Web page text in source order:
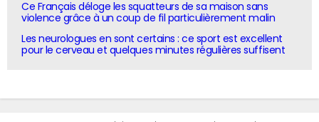
Ce Français déloge les squatteurs de sa maison sans
violence grâce à un coup de fil particulièrement malin
Les neurologues en sont certains : ce sport est excellent
pour le cerveau et quelques minutes régulières suffisent